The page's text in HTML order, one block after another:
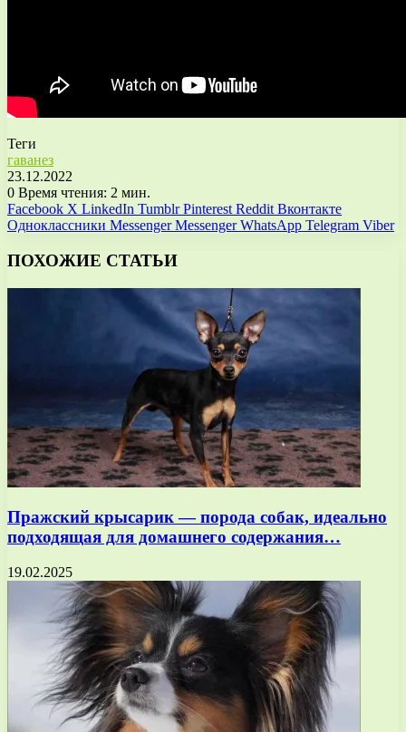
Теги
гаванез
23.12.2022
0 Время чтения: 2 мин.
Facebook X LinkedIn Tumblr Pinterest Reddit Вконтакте
Одноклассники Messenger Messenger WhatsApp Telegram Viber
ПОХОЖИЕ СТАТЬИ
Пражский крысарик — порода собак, идеально
подходящая для домашнего содержания…
19.02.2025